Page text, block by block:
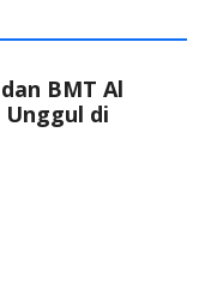
BMT Al
Unggul di